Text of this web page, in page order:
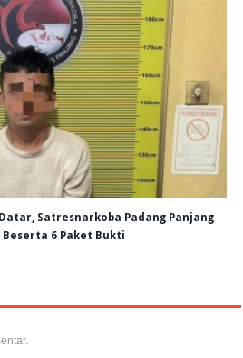
Satresnarkoba Padang Panjang
6 Paket Bukti